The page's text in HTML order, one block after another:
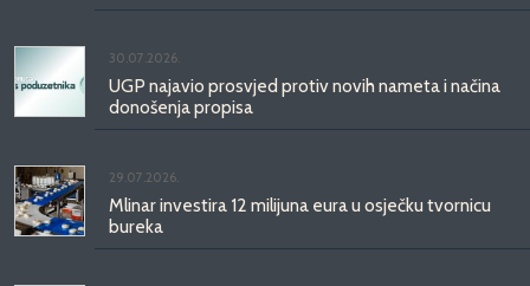
30.07.2026.
UGP najavio prosvjed protiv novih nameta i načina
donošenja propisa
29.07.2026.
Mlinar investira 12 milijuna eura u osječku tvornicu
bureka